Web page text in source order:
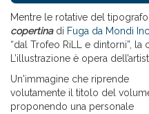
Mentre le rotative del
copertina di Fuga da Mondi
“dal Trofeo RiLL e dintorni”, la
L’illustrazione è opera
Un'immagine che riprende
volutamente il titolo del
proponendo una personale